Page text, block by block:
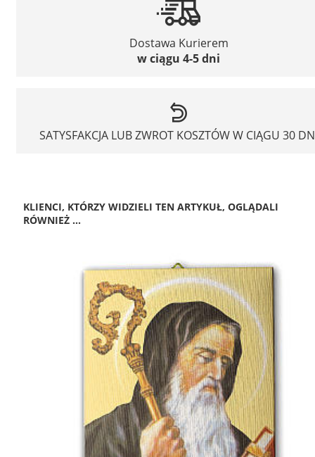
Dostawa Kurierem
w ciągu 4-5 dni
SATYSFAKCJA LUB ZWROT KOSZTÓW W CIĄGU 30
KLIENCI, KTÓRZY WIDZIELI TEN ARTYKUŁ, OGLĄDALI
RÓWNIEŻ ...